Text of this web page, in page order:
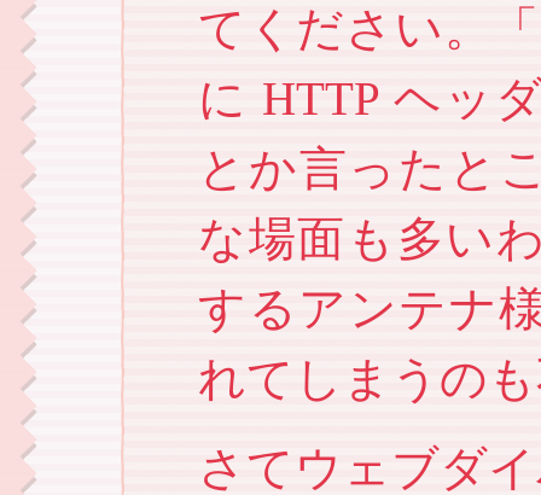
てください。
に HTTP ヘッ
とか言ったと
な場面も多い
するアンテナ
れてしまうの
さてウェブダ